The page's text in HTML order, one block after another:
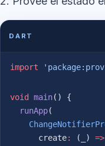
DART
import
void main() {
  runApp
(
      create
: (_) =>